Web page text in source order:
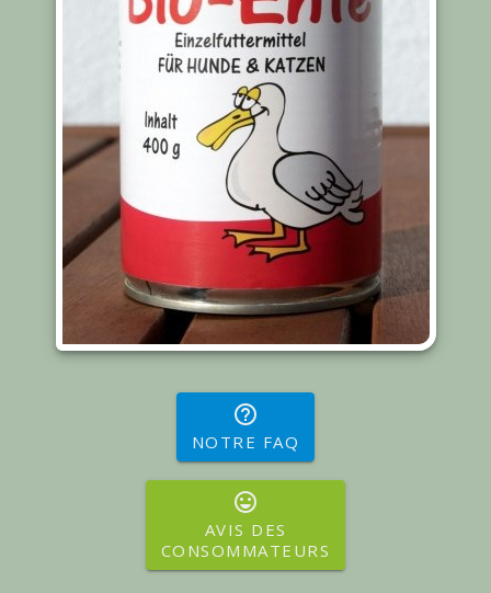
help_outline
NOTRE FAQ
sentiment_very_satisfied
AVIS DES
CONSOMMATEURS